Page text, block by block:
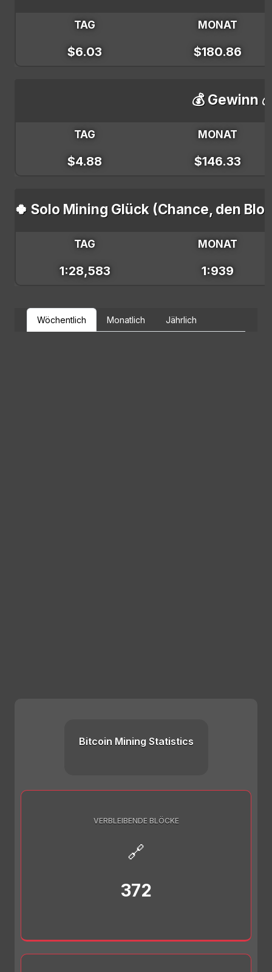
TAG MONAT
$6.03 $180.86
💰 Gewinn
TAG MONAT
$4.88 $146.33
🍀 Solo Mining Glück (Chance, den
TAG MONAT
1:28,583 1:939
Wöchentlich Monatlich Jährlich
Bitcoin Mining Statistics
VERBLEIBENDE BLÖCKE
🔗
372